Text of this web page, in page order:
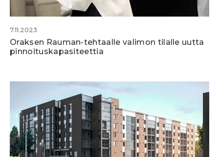
7.11.2023
Oraksen Rauman-tehtaalle valimon tilalle uutta
pinnoituskapasiteettia